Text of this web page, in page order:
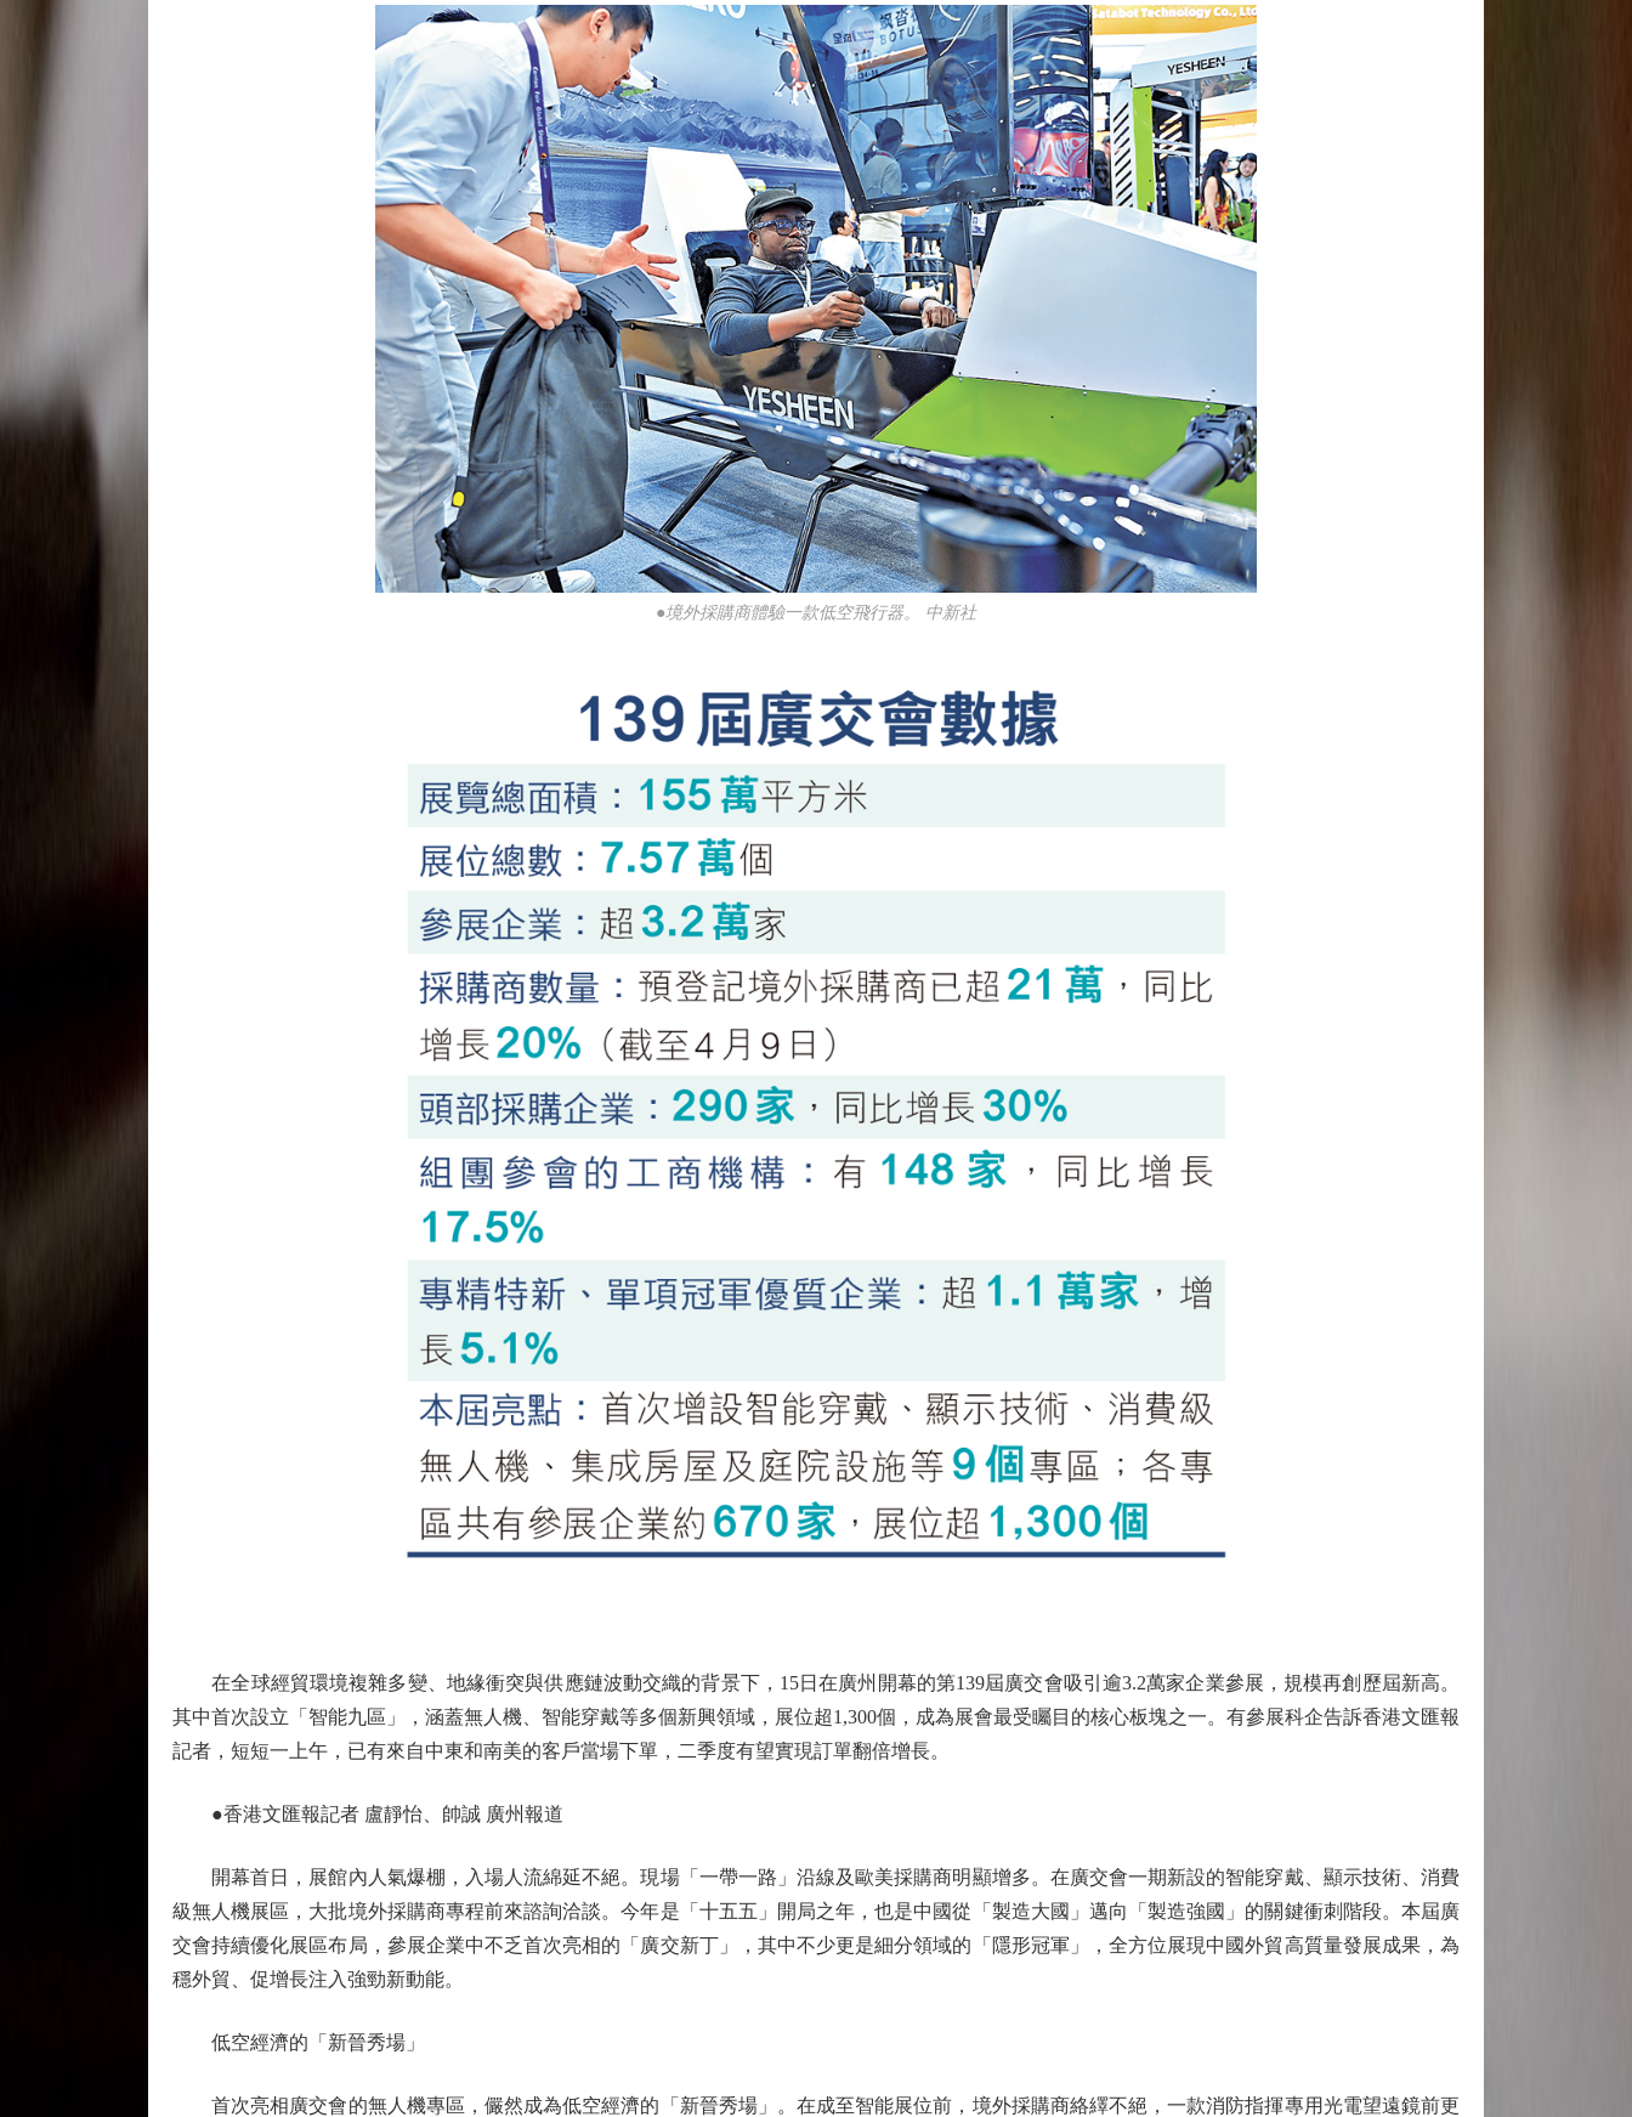
●境外採購商體驗一款低空飛行器。 中新社
在全球經貿環境複雜多變、地緣衝突與供應鏈波動交織的背景下，15日在廣州開幕的第139屆廣交會吸引逾3.2萬家企業參展，規模再創歷屆新高。
其中首次設立「智能九區」，涵蓋無人機、智能穿戴等多個新興領域，展位超1,300個，成為展會最受矚目的核心板塊之一。有參展科企告訴香港文匯報
記者，短短一上午，已有來自中東和南美的客戶當場下單，二季度有望實現訂單翻倍增長。
●香港文匯報記者 盧靜怡、帥誠 廣州報道
開幕首日，展館內人氣爆棚，入場人流綿延不絕。現場「一帶一路」沿線及歐美採購商明顯增多。在廣交會一期新設的智能穿戴、顯示技術、消費
級無人機展區，大批境外採購商專程前來諮詢洽談。今年是「十五五」開局之年，也是中國從「製造大國」邁向「製造強國」的關鍵衝刺階段。本屆廣
交會持續優化展區布局，參展企業中不乏首次亮相的「廣交新丁」，其中不少更是細分領域的「隱形冠軍」，全方位展現中國外貿高質量發展成果，為
穩外貿、促增長注入強勁新動能。
低空經濟的「新晉秀場」
首次亮相廣交會的無人機專區，儼然成為低空經濟的「新晉秀場」。在成至智能展位前，境外採購商絡繹不絕，一款消防指揮專用光電望遠鏡前更